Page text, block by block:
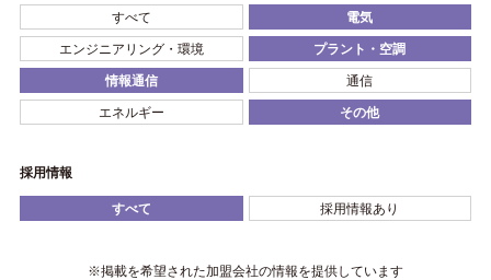
すべて 電気
エンジニアリング・環境 プラント・空調
情報通信 通信
エネルギー その他
採用情報
すべて 採用情報あり
※掲載を希望された加盟会社の情報を提供しています